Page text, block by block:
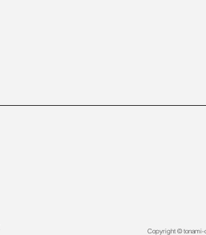
Copyright © tonami-